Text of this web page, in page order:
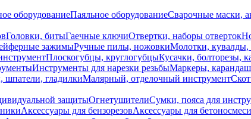
оборудованиеПаяльное оборудованиеСварочные маски,
Головки, битыГаечные ключиОтвертки, наборы отверток
зажимыРучные пилы, ножовкиМолотки, кувалды,
Плоскогубцы, круглогубцыКусачки, болторезы,
Инструменты для нарезки резьбыМаркеры,
шпатели, гладилкиМалярный, отделочный инструмент
защитыОгнетушителиСумки, пояса для
Аксессуары для бензорезовАксессуары для